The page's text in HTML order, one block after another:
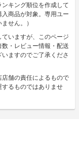
キング順位を作成して
商品が対象。専用ユー
せん。）
いますが、このページ
・レビュー情報・配送
ますのでご了承くださ
舗の責任によるもので
るものではありませ